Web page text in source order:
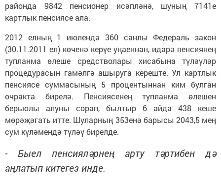
районда 9842 пенсионер исәпләнә, шуның 7141е
картлык пенсиясе ала.
2012 елның 1 июлендә 360 сан­лы Федераль закон
(30.11.2011 ел) көченә керүе уңаеннан, идарә пенсиянең
туп­ланма өлеше средстволары хисабына түләүләр
процедурасын гамәлгә ашыруга кереште. Ул картлык
пенсиясе суммасының 5 процентыннан ким булган
очракта бирелә. Пенсиясенең тупланма өлешен
берьюлы алуны сорап, былтыр 6 айда 438 кеше
мөрәҗәгать итте. Шуларның 353енә барысы 2043,5 мең
сум күләмендә түләү бирелде.
- Быел пенсияләрнең арту тәр­тибен дә
аңлатып китегез инде.